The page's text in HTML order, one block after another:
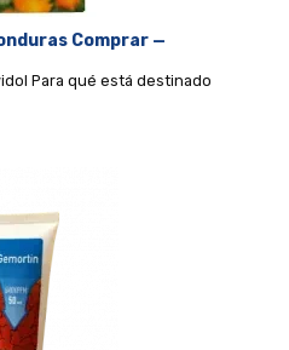
Comprar —
Para qué está destinado